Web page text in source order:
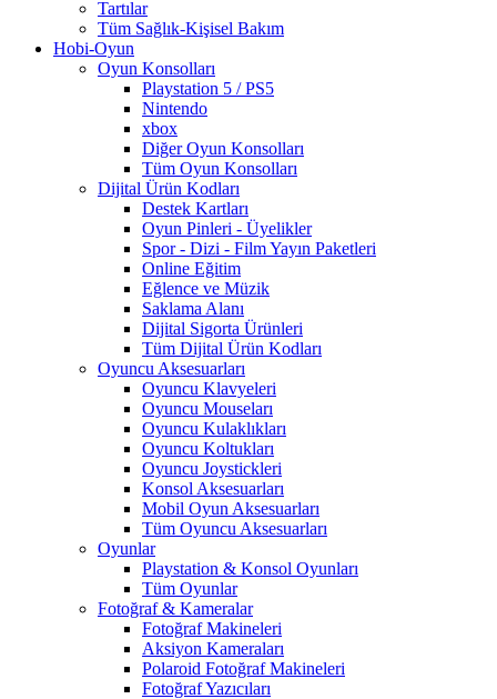
Tartılar
Tüm Sağlık-Kişisel Bakım
Hobi-Oyun
Oyun Konsolları
Playstation 5 / PS5
Nintendo
xbox
Diğer Oyun Konsolları
Tüm Oyun Konsolları
Dijital Ürün Kodları
Destek Kartları
Oyun Pinleri - Üyelikler
Spor - Dizi - Film Yayın Paketleri
Online Eğitim
Eğlence ve Müzik
Saklama Alanı
Dijital Sigorta Ürünleri
Tüm Dijital Ürün Kodları
Oyuncu Aksesuarları
Oyuncu Klavyeleri
Oyuncu Mouseları
Oyuncu Kulaklıkları
Oyuncu Koltukları
Oyuncu Joystickleri
Konsol Aksesuarları
Mobil Oyun Aksesuarları
Tüm Oyuncu Aksesuarları
Oyunlar
Playstation & Konsol Oyunları
Tüm Oyunlar
Fotoğraf & Kameralar
Fotoğraf Makineleri
Aksiyon Kameraları
Polaroid Fotoğraf Makineleri
Fotoğraf Yazıcıları